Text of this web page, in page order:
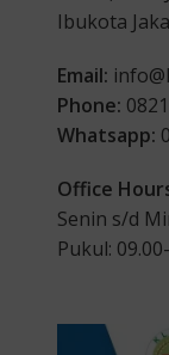
Ibukota
Email:
Phone:
Whatsapp:
Office
Senin s/d
Pukul: